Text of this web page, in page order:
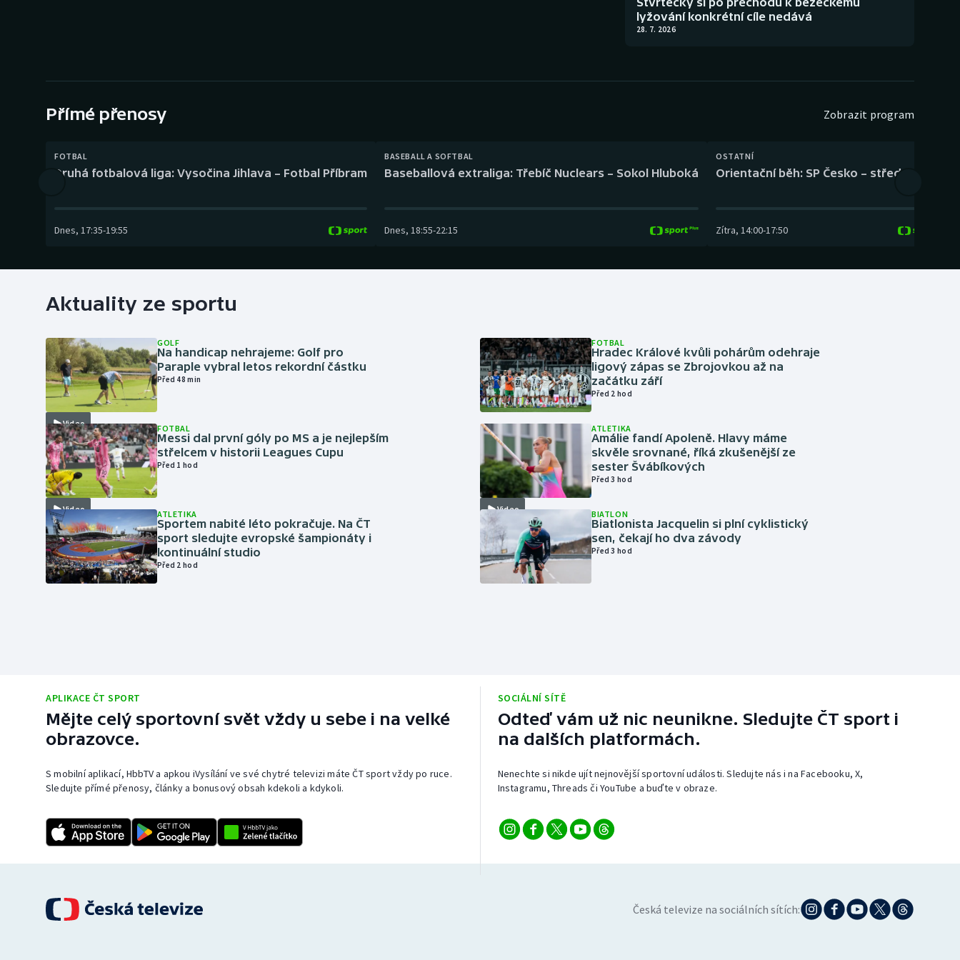
Gymnastika Plážový volejbal
lyžování konkrétní cíle nedává
28. 7. 2026
Přímé přenosy Zobrazit program
FOTBAL
Druhá fotbalová liga: Vysočina Jihlava – Fotbal Příbram
Dnes, 17:35-19:55
BASEBALL A SOFTBAL
Baseballová extraliga: Třebíč Nuclears – Sokol Hluboká
Dnes, 18:55-22:15
OSTATNÍ
Orientační běh: SP Česko – střední trať
Zítra, 14:00-17:50
Aktuality ze sportu
Video
GOLF
Na handicap nehrajeme: Golf pro
Paraple vybral letos rekordní částku
Před 48 min
Video
FOTBAL
Messi dal první góly po MS a je nejlepším
střelcem v historii Leagues Cupu
Před 1 hod
ATLETIKA
Sportem nabité léto pokračuje. Na ČT
sport sledujte evropské šampionáty i
kontinuální studio
Před 2 hod
FOTBAL
Hradec Králové kvůli pohárům odehraje
ligový zápas se Zbrojovkou až na
začátku září
Před 2 hod
Video
ATLETIKA
Amálie fandí Apoleně. Hlavy máme
skvěle srovnané, říká zkušenější ze
sester Švábíkových
Před 3 hod
BIATLON
Biatlonista Jacquelin si plní cyklistický
sen, čekají ho dva závody
Před 3 hod
APLIKACE ČT SPORT
Mějte celý sportovní svět vždy u sebe i na velké
obrazovce.
S mobilní aplikací, HbbTV a apkou iVysílání ve své chytré televizi máte ČT sport vždy po ruce.
Sledujte přímé přenosy, články a bonusový obsah kdekoli a kdykoli.
SOCIÁLNÍ SÍTĚ
Odteď vám už nic neunikne. Sledujte ČT sport i
na dalších platformách.
Nenechte si nikde ujít nejnovější sportovní události. Sledujte nás i na Facebooku, X,
Instagramu, Threads či YouTube a buďte v obraze.
Česká televize na sociálních sítích: